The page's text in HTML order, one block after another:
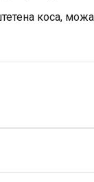
коса,